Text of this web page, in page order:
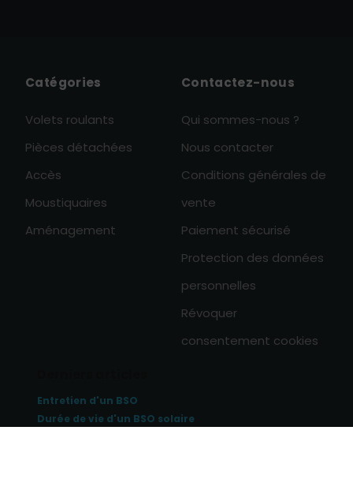
Catégories
Volets roulants
Pièces détachées
Accès
Moustiquaires
Aménagement
Contactez-nous
Qui sommes-nous ?
Nous contacter
Conditions générales de
vente
Paiement sécurisé
Protection des données
personnelles
Révoquer
consentement cookies
Entretien d'un BSO
Durée de vie d'un BSO solaire